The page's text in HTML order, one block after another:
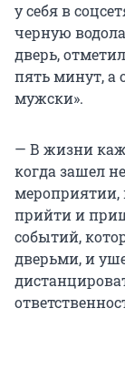
у себя в
черную
дверь,
пять минут, а
мужски».
— В жизни
когда зашел
мероприятии,
прийти и
событий,
дверьми, и